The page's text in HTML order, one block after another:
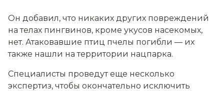
Он добавил, что никаких других повреждений
на телах пингвинов, кроме укусов насекомых,
нет. Атаковавшие птиц пчелы погибли — их
также нашли на территории нацпарка.
Специалисты проведут еще несколько
экспертиз, чтобы окончательно исключить